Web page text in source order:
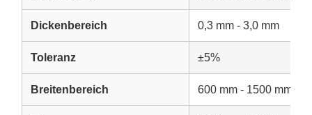
Dickenbereich 0,3 mm - 3,0 mm
Toleranz ±5%
Breitenbereich 600 mm - 1500 mm